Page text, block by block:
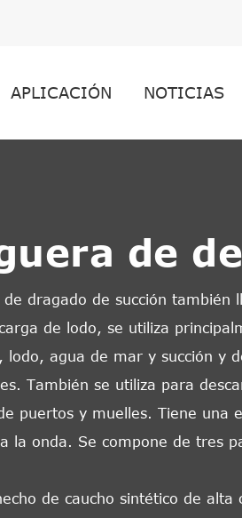
APLICACIÓN NOTICIAS
de
dragado de succión también
de lodo, se utiliza
lodo, agua de mar y succión y
También se utiliza para
puertos y muelles. Tiene una
la onda. Se compone de tres
de caucho sintético de alta